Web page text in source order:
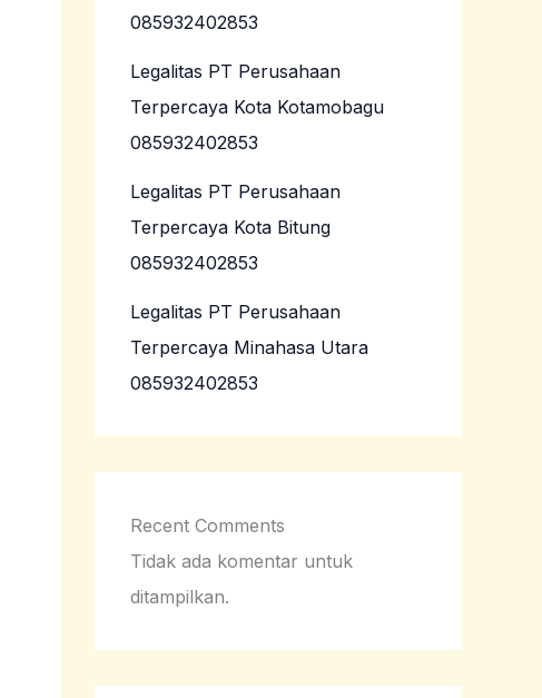
085932402853
Legalitas PT Perusahaan
Terpercaya Kota Kotamobagu
085932402853
Legalitas PT Perusahaan
Terpercaya Kota Bitung
085932402853
Legalitas PT Perusahaan
Terpercaya Minahasa Utara
085932402853
Recent Comments
Tidak ada komentar untuk
ditampilkan.